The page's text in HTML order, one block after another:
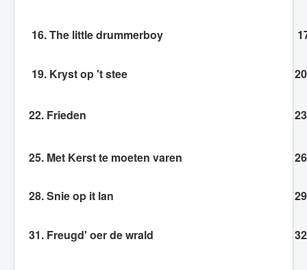
16. The little drummerboy
19. Kryst op 't stee
22. Frieden
25. Met Kerst te moeten varen
28. Snie op it lan
31. Freugd' oer de wrald